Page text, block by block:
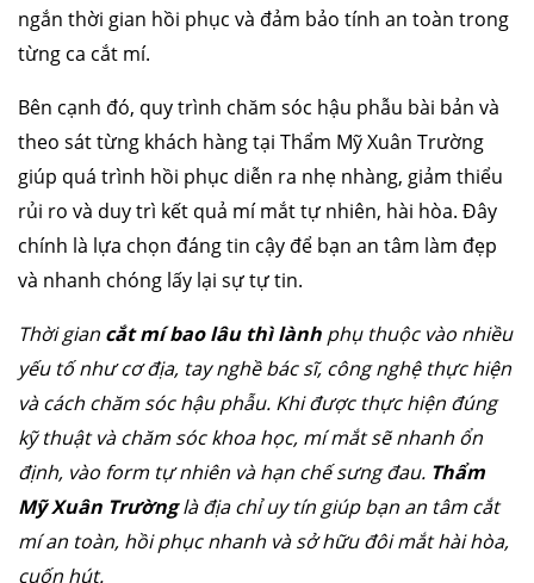
ngắn thời gian hồi phục và đảm bảo tính an toàn trong
từng ca cắt mí.
Bên cạnh đó, quy trình chăm sóc hậu phẫu bài bản và
theo sát từng khách hàng tại Thẩm Mỹ Xuân Trường
giúp quá trình hồi phục diễn ra nhẹ nhàng, giảm thiểu
rủi ro và duy trì kết quả mí mắt tự nhiên, hài hòa. Đây
chính là lựa chọn đáng tin cậy để bạn an tâm làm đẹp
và nhanh chóng lấy lại sự tự tin.
Thời gian cắt mí bao lâu thì lành phụ thuộc vào nhiều
yếu tố như cơ địa, tay nghề bác sĩ, công nghệ thực hiện
và cách chăm sóc hậu phẫu. Khi được thực hiện đúng
kỹ thuật và chăm sóc khoa học, mí mắt sẽ nhanh ổn
định, vào form tự nhiên và hạn chế sưng đau. Thẩm
Mỹ Xuân Trườnglà địa chỉ uy tín giúp bạn an tâm cắt
mí an toàn, hồi phục nhanh và sở hữu đôi mắt hài hòa,
cuốn hút.